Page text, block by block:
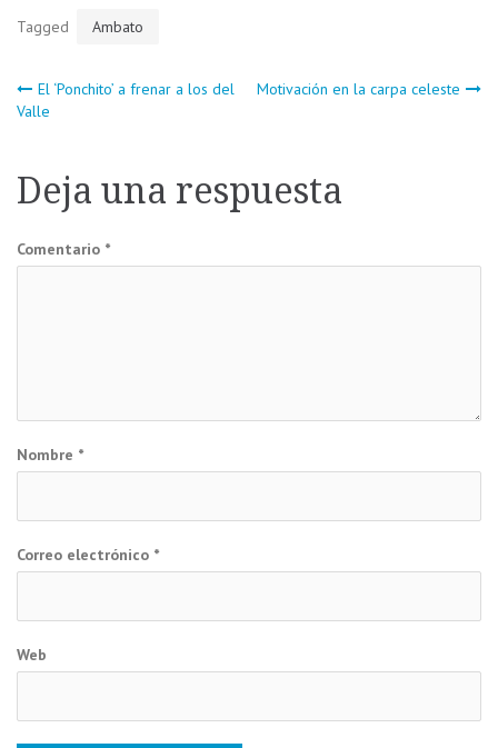
Tagged Ambato
Navegación
entradas
El ‘Ponchito’ a frenar a los del
Valle
Motivación en la carpa celeste
Deja una respuesta
Comentario *
Nombre *
Correo electrónico *
Web